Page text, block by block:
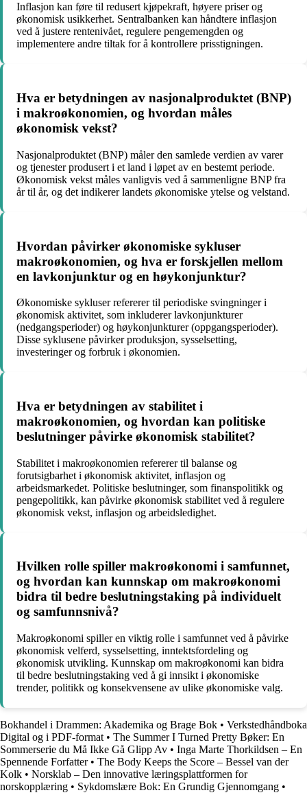
Inflasjon kan føre til redusert kjøpekraft, høyere priser og
økonomisk usikkerhet. Sentralbanken kan håndtere inflasjon
ved å justere rentenivået, regulere pengemengden og
implementere andre tiltak for å kontrollere prisstigningen.
Hva er betydningen av nasjonalproduktet (BNP)
i makroøkonomien, og hvordan måles
økonomisk vekst?
Nasjonalproduktet (BNP) måler den samlede verdien av varer
og tjenester produsert i et land i løpet av en bestemt periode.
Økonomisk vekst måles vanligvis ved å sammenligne BNP fra
år til år, og det indikerer landets økonomiske ytelse og velstand.
Hvordan påvirker økonomiske sykluser
makroøkonomien, og hva er forskjellen mellom
en lavkonjunktur og en høykonjunktur?
Økonomiske sykluser refererer til periodiske svingninger i
økonomisk aktivitet, som inkluderer lavkonjunkturer
(nedgangsperioder) og høykonjunkturer (oppgangsperioder).
Disse syklusene påvirker produksjon, sysselsetting,
investeringer og forbruk i økonomien.
Hva er betydningen av stabilitet i
makroøkonomien, og hvordan kan politiske
beslutninger påvirke økonomisk stabilitet?
Stabilitet i makroøkonomien refererer til balanse og
forutsigbarhet i økonomisk aktivitet, inflasjon og
arbeidsmarkedet. Politiske beslutninger, som finanspolitikk og
pengepolitikk, kan påvirke økonomisk stabilitet ved å regulere
økonomisk vekst, inflasjon og arbeidsledighet.
Hvilken rolle spiller makroøkonomi i samfunnet,
og hvordan kan kunnskap om makroøkonomi
bidra til bedre beslutningstaking på individuelt
og samfunnsnivå?
Makroøkonomi spiller en viktig rolle i samfunnet ved å påvirke
økonomisk velferd, sysselsetting, inntektsfordeling og
økonomisk utvikling. Kunnskap om makroøkonomi kan bidra
til bedre beslutningstaking ved å gi innsikt i økonomiske
trender, politikk og konsekvensene av ulike økonomiske valg.
Bokhandel i Drammen: Akademika og Brage Bok • Verkstedhåndboka
Digital og i PDF-format • The Summer I Turned Pretty Bøker: En
Sommerserie du Må Ikke Gå Glipp Av • Inga Marte Thorkildsen – En
Spennende Forfatter• The Body Keeps the Score – Bessel van der
Kolk • Norsklab – Den innovative læringsplattformen for
norskopplæring • Sykdomslære Bok: En Grundig Gjennomgang •